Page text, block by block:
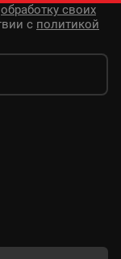
обработку своих
с политикой